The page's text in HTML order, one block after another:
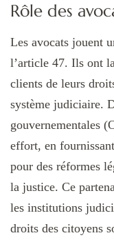
Rôle des
Les avocats jouent
l’article 47. Ils ont
clients de leurs
système judiciaire.
gouvernementales
effort, en
pour des réformes
la justice. Ce
les institutions
droits des citoyens